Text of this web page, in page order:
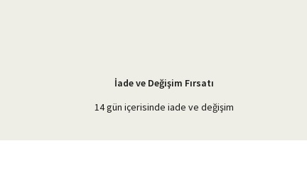
İade ve Değişim Fırsatı
14 gün içerisinde iade ve değişim